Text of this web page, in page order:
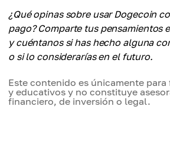
¿Qué opinas sobre usar Dogecoin
pago? Comparte tus pensamientos
y cuéntanos si has hecho alguna
o si lo considerarías en el futuro.
Este contenido es únicamente
y educativos y no constituye
financiero, de inversión o legal.